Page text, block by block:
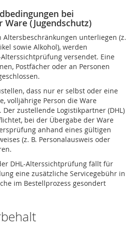
bei
(Jugendschutz)
Altersbeschränkungen unterliegen (z.
sowie Alkohol), werden
versendet. Eine
Postfächer oder an Personen
dass nur er selbst oder eine
volljährige Person die Ware
zustellende Logistikpartner (DHL)
bei der Übergabe der Ware
anhand eines gültigen
(z. B. Personalausweis oder
DHL-Alterssichtprüfung fällt für
eine zusätzliche Servicegebühr in
im Bestellprozess gesondert